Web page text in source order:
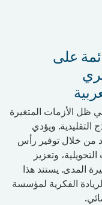
على
الأزمات المتغيرة
ويؤدي
من خلال توفير رأس
وتعزيز
المدى. يستند هذا
الفكرية لمؤسسة